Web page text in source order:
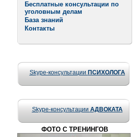
Бесплатные консультации по
уголовным делам
База знаний
Контакты
Skype-консультации ПСИХОЛОГА
Skype-консультации АДВОКАТА
ФОТО С ТРЕНИНГОВ